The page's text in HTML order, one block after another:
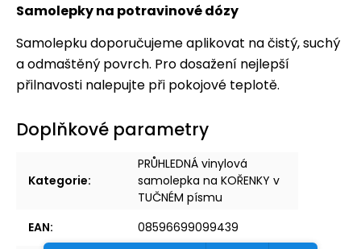
Samolepky na potravinové dózy
Samolepku doporučujeme aplikovat na čistý, suchý
a odmaštěný povrch. Pro dosažení nejlepší
přilnavosti nalepujte při pokojové teplotě.
Doplňkové parametry
Kategorie:
PRŮHLEDNÁ vinylová
samolepka na KOŘENKY v
TUČNÉM písmu
EAN: 08596699099439